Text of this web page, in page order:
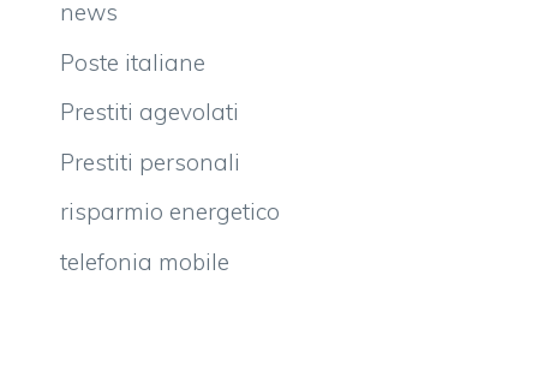
news
Poste italiane
Prestiti agevolati
Prestiti personali
risparmio energetico
telefonia mobile